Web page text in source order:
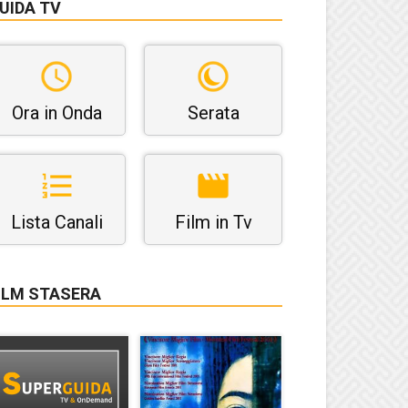
TV
Ora in Onda Serata
Lista Canali Film in Tv
STASERA